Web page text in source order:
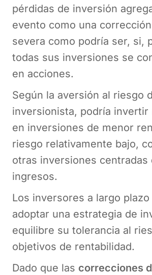
pérdidas de inversión
evento como una
severa como podría ser, si,
todas sus inversiones se
en acciones.
Según la aversión al riesgo
inversionista, podría invertir
en inversiones de menor
riesgo relativamente bajo,
otras inversiones centradas
ingresos.
Los inversores a largo
adoptar una estrategia de
equilibre su tolerancia al
objetivos de rentabilidad.
Dado que las correcciones